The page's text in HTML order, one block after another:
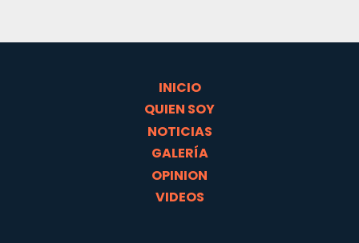
INICIO
QUIEN SOY
NOTICIAS
GALERÍA
OPINION
VIDEOS